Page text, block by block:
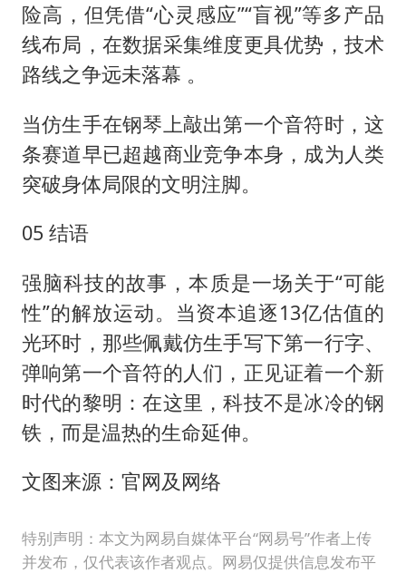
险高，但凭借“心灵感应”“盲视”等多产品
线布局，在数据采集维度更具优势，技术
路线之争远未落幕 。
当仿生手在钢琴上敲出第一个音符时，这
条赛道早已超越商业竞争本身，成为人类
突破身体局限的文明注脚。
05 结语
强脑科技的故事，本质是一场关于“可能
性”的解放运动。当资本追逐13亿估值的
光环时，那些佩戴仿生手写下第一行字、
弹响第一个音符的人们，正见证着一个新
时代的黎明：在这里，科技不是冰冷的钢
铁，而是温热的生命延伸。
文图来源：官网及网络
特别声明：本文为网易自媒体平台“网易号”作者上传
并发布，仅代表该作者观点。网易仅提供信息发布平